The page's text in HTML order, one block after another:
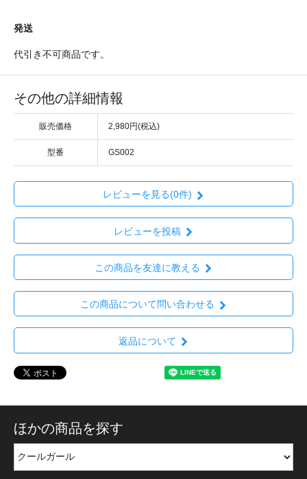
発送
代引き不可商品です。
その他の詳細情報
販売価格 2,980円(税込)
型番 GS002
レビューを見る(0件)
レビューを投稿
この商品を友達に教える
この商品について問い合わせる
返品について
ほかの商品を探す